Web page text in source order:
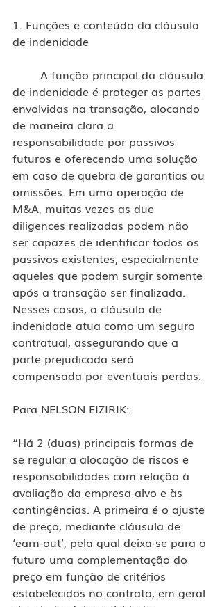
1. Funções e conteúdo da cláusula
de indenidade
de indenidade é proteger as partes
envolvidas na transação, alocando
de maneira clara a
responsabilidade por passivos
futuros e oferecendo uma solução
em caso de quebra de garantias ou
omissões. Em uma operação de
M&A, muitas vezes as due
diligences realizadas podem não
ser capazes de identificar todos os
passivos existentes, especialmente
aqueles que podem surgir somente
após a transação ser finalizada.
Nesses casos, a cláusula de
indenidade atua como um seguro
contratual, assegurando que a
parte prejudicada será
compensada por eventuais perdas.
Para NELSON EIZIRIK:
“Há 2 (duas) principais formas de
se regular a alocação de riscos e
responsabilidades com relação à
avaliação da empresa-alvo e às
contingências. A primeira é o ajuste
de preço, mediante cláusula de
‘earn-out’, pela qual deixa-se para o
futuro uma complementação do
preço em função de critérios
estabelecidos no contrato, em geral